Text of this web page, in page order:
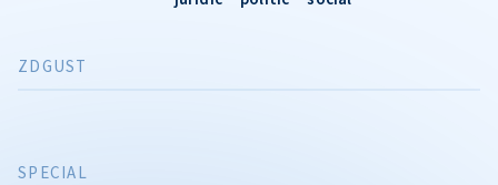
SPECIAL
ZDGUST